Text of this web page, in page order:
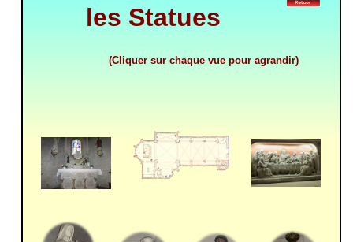
les Statues
(Cliquer sur chaque vue pour agrandir)